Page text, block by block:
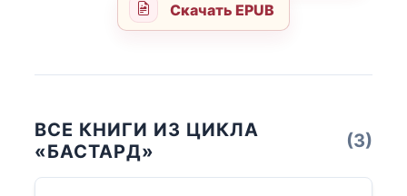
Скачать EPUB
ВСЕ КНИГИ ИЗ ЦИКЛА
«БАСТАРД»
(3)